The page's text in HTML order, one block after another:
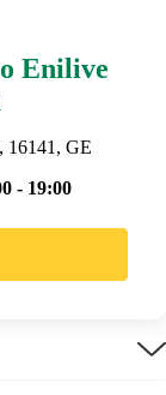
Enilive
16141, GE
- 19:00